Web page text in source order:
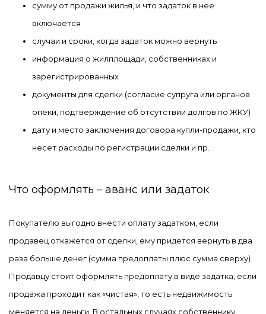
сумму от продажи жилья, и что задаток в нее
включается
случаи и сроки, когда задаток можно вернуть
информация о жилплощади, собственниках и
зарегистрированных
документы для сделки (согласие супруга или органов
опеки, подтверждение об отсутствии долгов по ЖКУ)
дату и место заключения договора купли-продажи, кто
несет расходы по регистрации сделки и пр.
Что оформлять – аванс или задаток
Покупателю выгодно внести оплату задатком, если
продавец откажется от сделки, ему придется вернуть в два
раза больше денег (сумма предоплаты плюс сумма сверху).
Продавцу стоит оформлять предоплату в виде задатка, если
продажа проходит как «чистая», то есть недвижимость
меняется на деньги. В остальных случаях собственнику